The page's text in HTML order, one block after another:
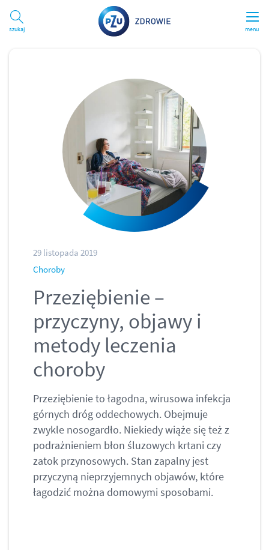
menu
Szukaj
29 listopada 2019
Choroby
Przeziębienie –
przyczyny, objawy i
metody leczenia
choroby
Przeziębienie to łagodna, wirusowa infekcja
górnych dróg oddechowych. Obejmuje
zwykle nosogardło. Niekiedy wiąże się też z
podrażnieniem błon śluzowych krtani czy
zatok przynosowych. Stan zapalny jest
przyczyną nieprzyjemnych objawów, które
łagodzić można domowymi sposobami.